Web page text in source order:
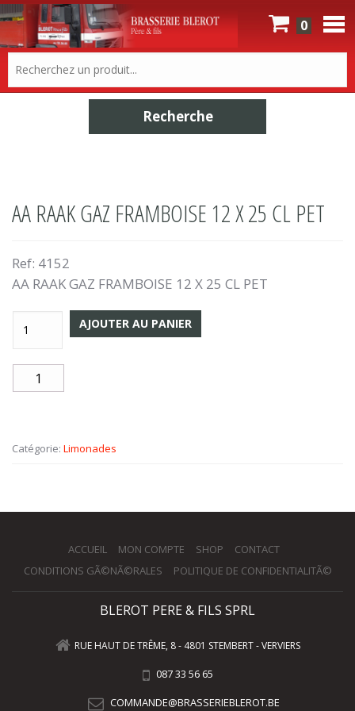
0
AA RAAK GAZ FRAMBOISE 12 X 25 CL PET
Ref: 4152
AA RAAK GAZ FRAMBOISE 12 X 25 CL PET
AJOUTER AU PANIER
Catégorie: Limonades
ACCUEIL MON COMPTE SHOP
CONTACT
CONDITIONS GÃ©NÃ©RALES
POLITIQUE DE CONFIDENTIALITÃ©
BLEROT PERE & FILS SPRL
RUE HAUT DE TRÊME, 8 - 4801 STEMBERT - VERVIERS
087 33 56 65
COMMANDE@BRASSERIEBLEROT.BE